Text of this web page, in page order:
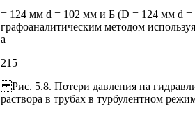
= 124 мм d = 102 мм и Б (D = 124 мм d =
графоаналитическим методом
а
215
Рис. 5.8. Потери давления на
раствора в трубах в турбулентном